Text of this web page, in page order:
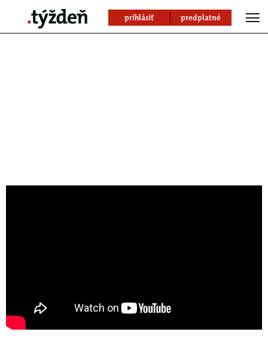
prihlásiť predplatné